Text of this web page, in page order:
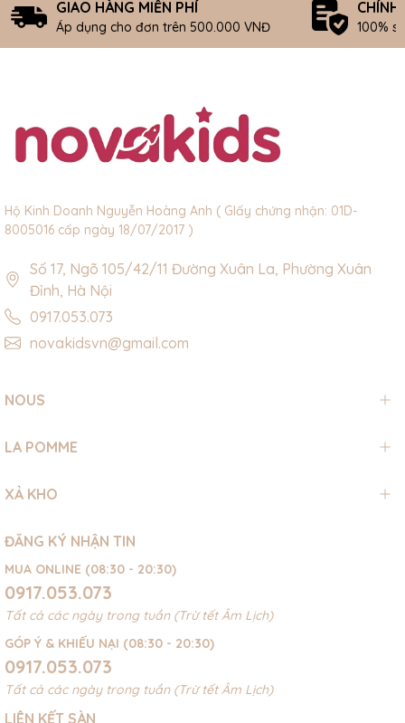
GIAO HÀNG MIỄN PHÍ
Áp dụng cho đơn trên 500.000 VNĐ
CHÍNH
100%
Hộ Kinh Doanh Nguyễn Hoàng Anh ( GIấy chứng nhận: 01D-
8005016 cấp ngày 18/07/2017 )
Số 17, Ngõ 105/42/11 Đường Xuân La, Phường Xuân
Đỉnh, Hà Nội
0917.053.073
novakidsvn@gmail.com
NOUS
LA POMME
XẢ KHO
ĐĂNG KÝ NHẬN TIN
MUA ONLINE (08:30 - 20:30)
0917.053.073
Tất cả các ngày trong tuần (Trừ tết Âm Lịch)
GÓP Ý & KHIẾU NẠI (08:30 - 20:30)
0917.053.073
Tất cả các ngày trong tuần (Trừ tết Âm Lịch)
LIÊN KẾT SÀN